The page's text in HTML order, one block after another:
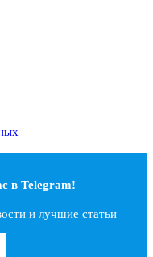
в Telegram!
и лучшие статьи